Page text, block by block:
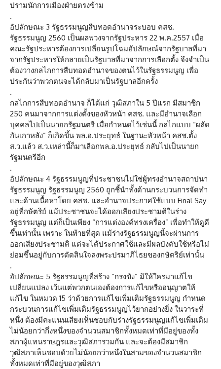
ปรามนักการเมืองฝ่ายตรงข้าม
.
อัปลักษณะ 3 รัฐธรรมนูญสืบทอดอำนาจระบอบ คสช.
รัฐธรรมนูญ 2560 เป็นผลพวงจากรัฐประหาร 22 พ.ค.2557 เมื่อ
คณะรัฐประหารต้องการเปลี่ยนรูปโฉมอัปลักษณ์จากรัฐบาลที่มา
จากรัฐประหารให้กลายเป็นรัฐบาลที่มาจากการเลือกตั้ง จึงจำเป็น
ต้องวางกลไกการสืบทอดอำนาจของตนไว้ในรัฐธรรมนูญ เพื่อ
ประกันว่าพวกตนจะได้กลับมาเป็นรัฐบาลอีกครั้ง
.
กลไกการสืบทอดอำนาจ ก็ได้แก่ วุฒิสภาใน 5 ปีแรก มีสมาชิก
250 คนมาจากการแต่งตั้งของหัวหน้า คสช. และมีอำนาจเลือก
บุคคลไปเป็นนายกรัฐมนตรี เมื่อกำหนดไว้เช่นนี้ กลไกแบบ “ผลัด
กันเกาหลัง” ก็เกิดขึ้น พล.อ.ประยุทธ์ ในฐานะหัวหน้า คสช.ตั้ง
ส.ว.แล้ว ส.ว.เหล่านี้ก็มาเลือกพล.อ.ประยุทธ์ กลับไปเป็นนายก
รัฐมนตรีอีก
.
อัปลักษณะ 4 รัฐธรรมนูญที่ประชาชนไม่ใช่ผู้ทรงอำนาจสถาปนา
รัฐธรรมนูญ รัฐธรรมนูญ 2560 ถูกชี้นำทั้งด้านกระบวนการจัดทำ
และด้านเนื้อหาโดย คสช. และอำนาจประกาศใช้แบบ Final Say
อยู่ที่กษัตริย์ แม้ประชาชนจะได้ออกเสียงประชามติในร่าง
รัฐธรรมนูญ แต่ก็เป็นเพียง “การแต่งองค์ทรงเครื่อง” เพื่อทำให้ดูดี
ขึ้นเท่านั้น เพราะ ในท้ายที่สุด แม้ร่างรัฐธรรมนูญนี้จะผ่านการ
ออกเสียงประชามติ แต่จะได้ประกาศใช้และมีผลบังคับใช้หรือไม่
ย่อมขึ้นอยู่กับการตัดสินใจลงพระปรมาภิไธยของกษัตริย์เท่านั้น
.
อัปลักษณะ 5 รัฐธรรมนูญที่สร้าง “กรงขัง” มิให้ใครมาแก้ไข
เปลี่ยนแปลง เว้นแต่พวกตนเองต้องการแก้ไขหรืออนุญาตให้
แก้ไข ในหมวด 15 ว่าด้วยการแก้ไขเพิ่มเติมรัฐธรรมนูญ กำหนด
กระบวนการแก้ไขเพิ่มเติมรัฐธรรมนูญไว้ยากอย่างยิ่ง ในวาระที่
หนึ่ง ต้องมีคะแนนเสียงเห็นชอบกับร่างรัฐธรรมนูญแก้ไขเพิ่มเติม
ไม่น้อยกว่ากึ่งหนึ่งของจำนวนสมาชิกทั้งหมดเท่าที่มีอยู่ของทั้ง
สภาผู้แทนราษฎรและวุฒิสภารวมกัน และจะต้องมีสมาชิก
วุฒิสภาเห็นชอบด้วยไม่น้อยกว่าหนึ่งในสามของจำนวนสมาชิก
ทั้งหมดเท่าที่มีอยู่ของวุฒิสภา